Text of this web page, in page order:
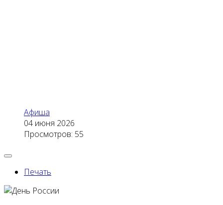
Афиша
04 июня 2026
Просмотров: 55
Печать